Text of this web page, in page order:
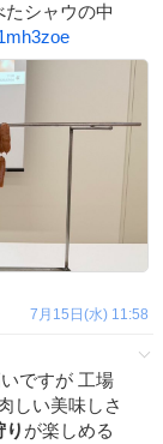
シャウの中
7月15日(水) 11:58
ですが 工場
しい美味しさ
り が楽しめる